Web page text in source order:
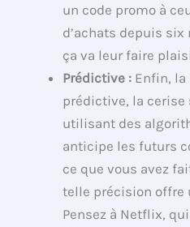
un code promo à
d’achats depuis six
ça va leur faire
Prédictive : Enfin,
prédictive, la cerise
utilisant des
anticipe les futurs
ce que vous avez
telle précision offre
Pensez à Netflix,